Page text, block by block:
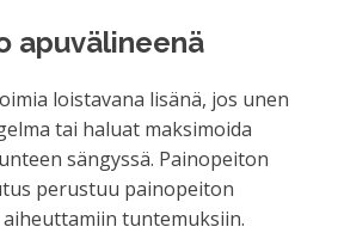
apuvälineenä
loistavana lisänä, jos unen
tai haluat maksimoida
sängyssä. Painopeiton
perustuu painopeiton
tuntemuksiin.